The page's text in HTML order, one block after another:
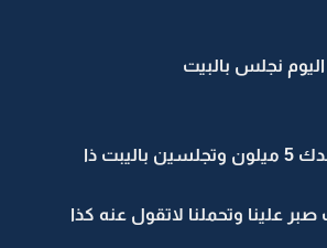
نجلس بالبيت
ذا
علينا وتحملنا لاتقول عنه كذا